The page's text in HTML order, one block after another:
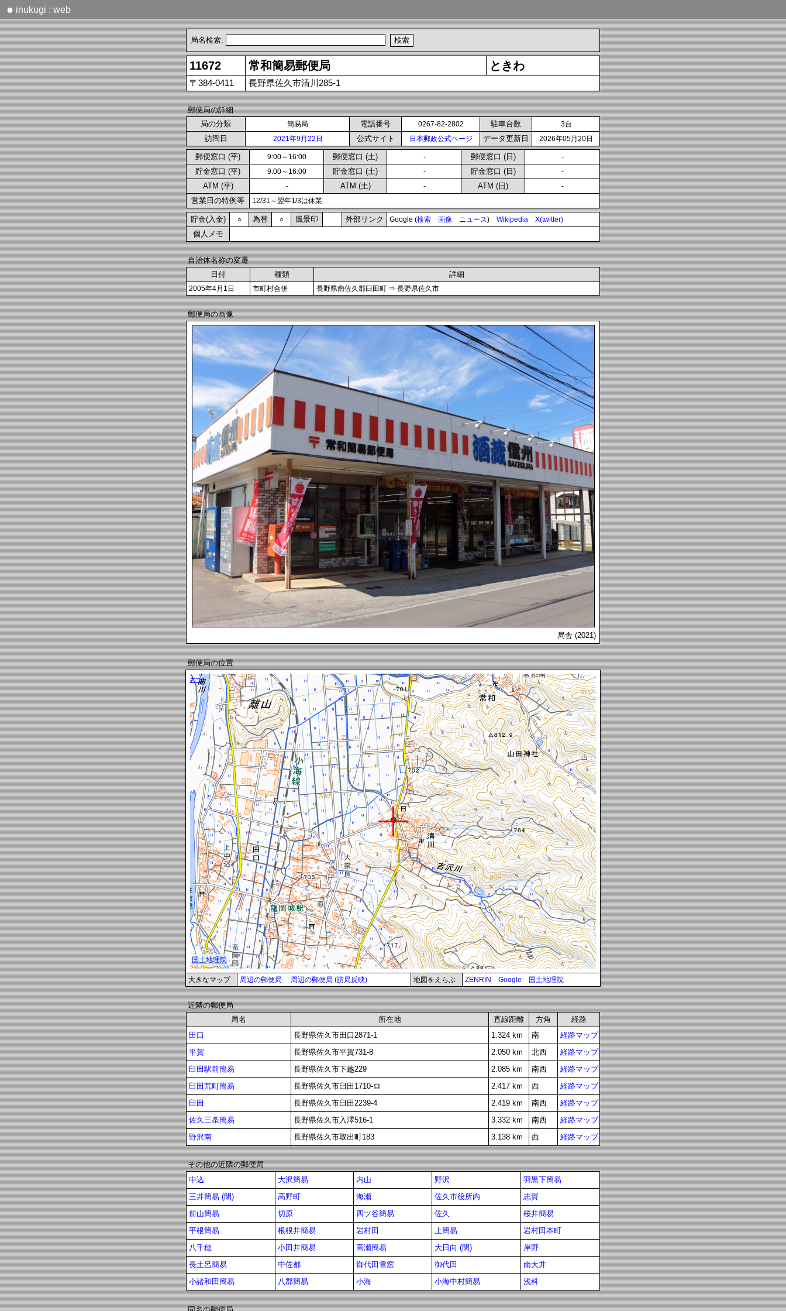
● inukugi : web
局名検索:
11672 常和簡易郵便局 ときわ
〒384-0411 長野県佐久市清川285-1
郵便局の詳細
局の分類
簡易局 電話番号 0267-82-2802 駐車台数 3台
訪問日 2021年9月22日 公式サイト 日本郵政公式ページ データ更新日 2026年05月20日
郵便窓口 (平) 9:00～16:00 郵便窓口 (土) - 郵便窓口 (日) -
貯金窓口 (平) 9:00～16:00 貯金窓口 (土) - 貯金窓口 (日) -
ATM (平) - ATM (土) - ATM (日) -
営業日の特例等 12/31～翌年1/3は休業
貯金(入金) ○ 為替 ○ 風景印 外部リンク Google (検索 画像 ニュース) Wikipedia X(twitter)
個人メモ
自治体名称の変遷
日付
種類 詳細
2005年4月1日 市町村合併 長野県南佐久郡臼田町 ⇒ 長野県佐久市
郵便局の画像
局舎 (2021)
郵便局の位置
大きなマップ 周辺の郵便局 周辺の郵便局 (訪局反映) 地図をえらぶ ZENRIN Google 国土地理院
近隣の郵便局
局名
所在地 直線距離 方角
経路
田口
長野県佐久市田口2871-1 1.324 km 南
経路マップ
平賀
長野県佐久市平賀731-8 2.050 km 北西
経路マップ
臼田駅前簡易
長野県佐久市下越229 2.085 km 南西
経路マップ
臼田荒町簡易
長野県佐久市臼田1710-ロ 2.417 km 西
経路マップ
臼田
長野県佐久市臼田2239-4 2.419 km 南西
経路マップ
佐久三条簡易
長野県佐久市入澤516-1 3.332 km 南西
経路マップ
野沢南
長野県佐久市取出町183 3.138 km 西 経路マップ
その他の近隣の郵便局
中込
大沢簡易 内山 野沢
羽黒下簡易
三井簡易 (閉)
高野町 海瀬 佐久市役所内
志賀
前山簡易
切原 四ツ谷簡易 佐久
桜井簡易
平根簡易
根根井簡易 岩村田 上簡易
岩村田本町
八千穂
小田井簡易 高瀬簡易 大日向 (閉)
岸野
長土呂簡易
中佐都 御代田雪窓 御代田
南大井
小諸和田簡易
八郡簡易 小海 小海中村簡易 浅科